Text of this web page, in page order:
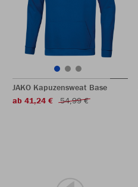
JAKO Kapuzensweat Base
ab 41,24 €
54,99 €